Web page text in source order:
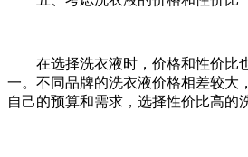
在选择洗衣液时，价格和性价比
一。不同品牌的洗衣液价格相差较大
自己的预算和需求，选择性价比高的